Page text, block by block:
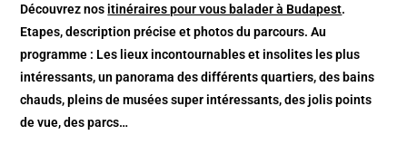
Découvrez nos itinéraires pour vous balader à Budapest.
Etapes, description précise et photos du parcours. Au
programme : Les lieux incontournables et insolites les plus
intéressants, un panorama des différents quartiers, des bains
chauds, pleins de musées super intéressants, des jolis points
de vue, des parcs…